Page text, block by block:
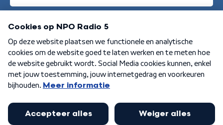
Aanmelden
Algemene voorwaarden Privacybeleid